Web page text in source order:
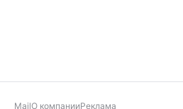
MailО компанииРеклама